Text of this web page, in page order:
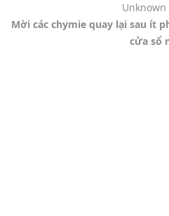
Địa chỉ: 384/30 Nam Kỳ Khởi Nghĩa,Unknown
Mời các chymie quay lại sau ít
cửa sổ